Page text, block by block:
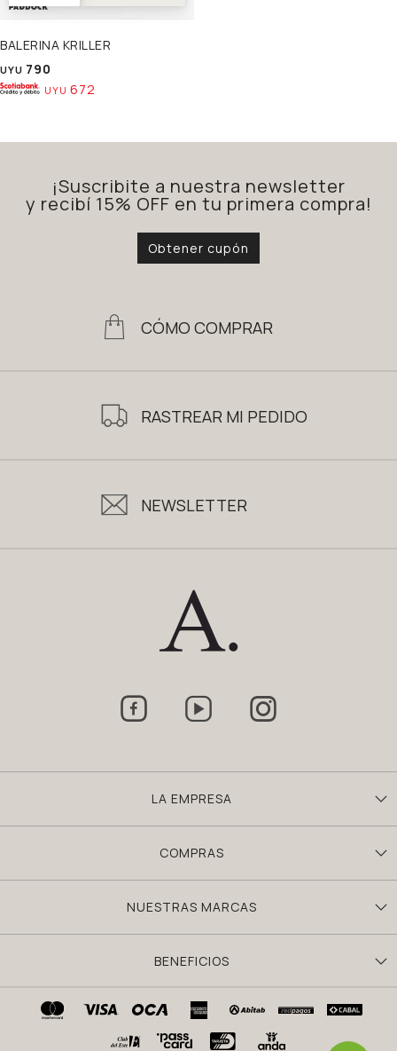
BALERINA KRILLER
UYU 790
UYU 672
¡Suscribite a nuestra newsletter
y recibí 15% OFF en tu primera compra!
Obtener cupón
CÓMO COMPRAR
RASTREAR MI PEDIDO
NEWSLETTER
LA EMPRESA
COMPRAS
NUESTRAS MARCAS
BENEFICIOS
  